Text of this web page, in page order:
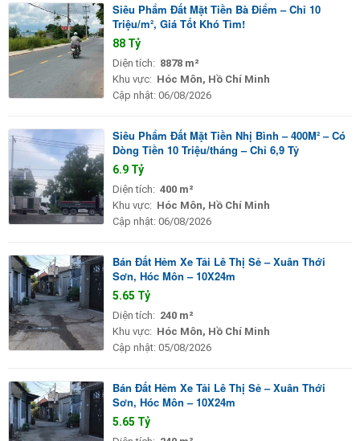
Siêu Phẩm Đất Mặt Tiền Bà Điểm – Chỉ 10
Triệu/m², Giá Tốt Khó Tìm!
88 Tỷ
Diện tích: 8878 m²
Khu vực: Hóc Môn, Hồ Chí Minh
Cập nhật: 06/08/2026
Siêu Phẩm Đất Mặt Tiền Nhị Bình – 400M² – Có
Dòng Tiền 10 Triệu/tháng – Chỉ 6,9 Tỷ
6.9 Tỷ
Diện tích: 400 m²
Khu vực: Hóc Môn, Hồ Chí Minh
Cập nhật: 06/08/2026
Bán Đất Hẻm Xe Tải Lê Thị Sẻ – Xuân Thới
Sơn, Hóc Môn – 10X24m
5.65 Tỷ
Diện tích: 240 m²
Khu vực: Hóc Môn, Hồ Chí Minh
Cập nhật: 05/08/2026
Bán Đất Hẻm Xe Tải Lê Thị Sẻ – Xuân Thới
Sơn, Hóc Môn – 10X24m
5.65 Tỷ